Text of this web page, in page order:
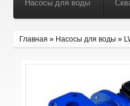
Насосы для воды
Главная » Насосы для воды »